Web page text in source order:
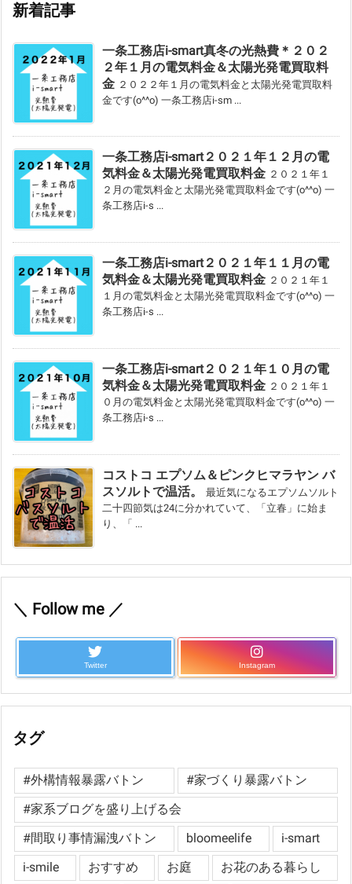
新着記事
一条工務店i-smart真冬の光熱費＊２０２
２年１月の電気料金＆太陽光発電買取料
金 ２０２２年１月の電気料金と太陽光発電買取料
金です(o^^o) 一条工務店i-sm ...
一条工務店i-smart２０２１年１２月の電
気料金＆太陽光発電買取料金 ２０２１年１
２月の電気料金と太陽光発電買取料金です(o^^o) 一
条工務店i-s ...
一条工務店i-smart２０２１年１１月の電
気料金＆太陽光発電買取料金 ２０２１年１
１月の電気料金と太陽光発電買取料金です(o^^o) 一
条工務店i-s ...
一条工務店i-smart２０２１年１０月の電
気料金＆太陽光発電買取料金 ２０２１年１
０月の電気料金と太陽光発電買取料金です(o^^o) 一
条工務店i-s ...
コストコ エプソム＆ピンクヒマラヤン バ
スソルトで温活。
最近気になるエプソムソルト
二十四節気は24に分かれていて、「立春」に始ま
り、「 ...
＼ Follow me ／
Twitter Instagram
タグ
#外構情報暴露バトン
#家づくり暴露バトン
#家系ブログを盛り上げる会
#間取り事情漏洩バトン
bloomeelife
i-smart
i-smile
おすすめ お庭
お花のある暮らし